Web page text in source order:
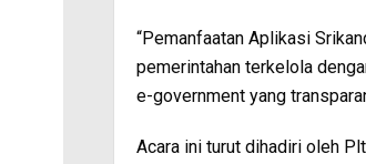
“Pemanfaatan Aplikasi
pemerintahan terkelola
e-government yang
Acara ini turut dihadiri oleh